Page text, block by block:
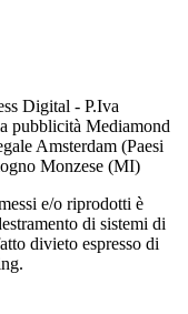
Digital - P.Iva
pubblicità Mediamond
Amsterdam (Paesi
Monzese (MI)
e/o riprodotti è
di sistemi di
divieto espresso di